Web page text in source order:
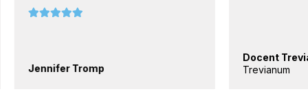
Jennifer Tromp
Docent
Trevianum